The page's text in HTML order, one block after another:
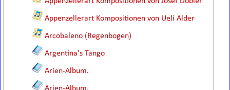
Appenzellerart Kompositionen von Ueli Alder
Arcobaleno (Regenbogen)
Argentina's Tango
Arien-Album.